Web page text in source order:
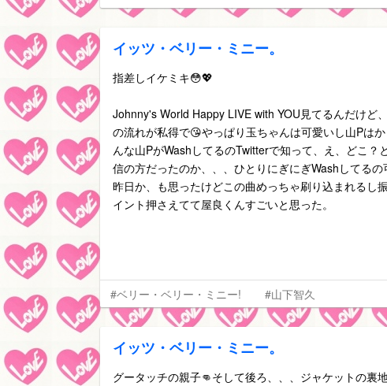
イッツ・ベリー・ミニー。
指差しイケミキ😳💖
Johnny's World Happy LIVE with YOU見てるんだけど
の流れが私得で😘やっぱり玉ちゃんは可愛いし山Pは
んな山PがWashしてるのTwitterで知って、え、どこ？
信の方だったのか、、、ひとりにぎにぎWashしてる
昨日か、も思ったけどこの曲めっちゃ刷り込まれるし
イント押さえてて屋良くんすごいと思った。
#ベリー・ベリー・ミニー! #山下智久
イッツ・ベリー・ミニー。
グータッチの親子👊そして後ろ、、、ジャケットの裏